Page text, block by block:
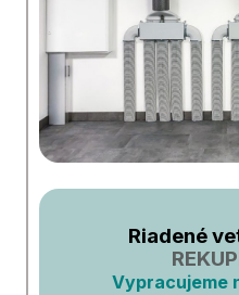
Riadené
Vypracujeme